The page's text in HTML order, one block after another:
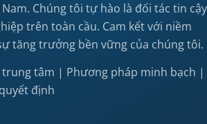
Chúng tôi tự hào là đối tác tin cậy
trên toàn cầu. Cam kết với niềm
tăng trưởng bền vững của chúng tôi.
trung tâm | Phương pháp minh bạch |
định